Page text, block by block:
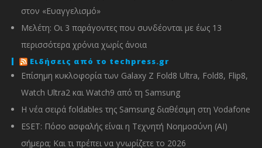
στον «Ευαγγελισμό»
Μελέτη: Οι 3 παράγοντες που συνδέονται με έως 13
περισσότερα χρόνια χωρίς άνοια
Ειδήσεις από το techpress.gr
Επίσημη κυκλοφορία των Galaxy Z Fold8 Ultra, Fold8, Flip8,
Watch Ultra2 και Watch9 από τη Samsung
Η νέα σειρά foldables της Samsung διαθέσιμη στη Vodafone
ESET: Πόσο ασφαλής είναι η Τεχνητή Νοημοσύνη (AI)
σήμερα; Και τι πρέπει να γνωρίζετε το 2026